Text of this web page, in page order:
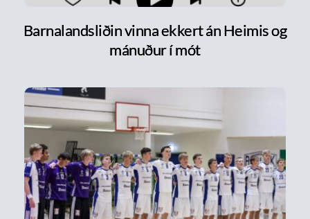
Barnalandsliðin vinna ekkert án Heimis og
mánuður í mót